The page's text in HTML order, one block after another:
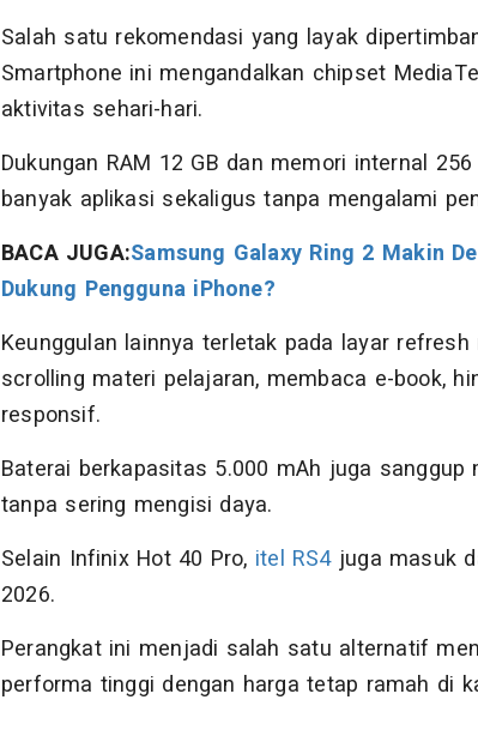
Salah satu rekomendasi yang layak
Smartphone ini mengandalkan chipset
aktivitas sehari-hari.
Dukungan RAM 12 GB dan memori internal
banyak aplikasi sekaligus tanpa mengalami
BACA JUGA:Samsung Galaxy Ring 2 Makin
Dukung Pengguna iPhone?
Keunggulan lainnya terletak pada layar
scrolling materi pelajaran, membaca e-book,
responsif.
Baterai berkapasitas 5.000 mAh juga
tanpa sering mengisi daya.
Selain Infinix Hot 40 Pro, itel RS4juga masuk
2026.
Perangkat ini menjadi salah satu alternatif
performa tinggi dengan harga tetap ramah di